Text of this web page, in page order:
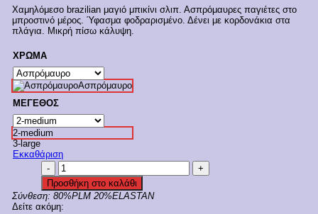
was:
€26,90.
τιμή
είναι:
€18,83.
Xαμηλόμεσο brazilian μαγιό μπικίνι σλιπ. Ασπρόμαυρες παγιέτες στο
μπροστινό μέρος. Ύφασμα φοδραρισμένο. Δένει με κορδονάκια στα
πλάγια. Μικρή πίσω κάλυψη.
ΧΡΩΜΑ
Ασπρόμαυρο
ΜΕΓΕΘΟΣ
2-medium
3-large
Εκκαθάριση
Bluepoint
Μαγιό
Μπικίνι
Σλίπ
Brazilian
Προσθήκη στο καλάθι
Σύνθεση: 80%PLM 20%ELASTAN
Δείτε ακόμη: